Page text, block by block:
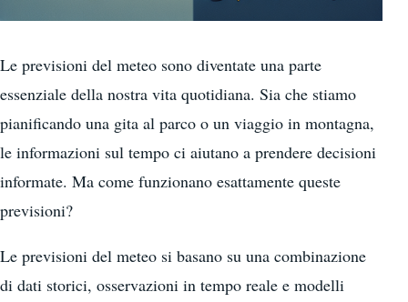
Le previsioni del meteo sono diventate una parte
essenziale della nostra vita quotidiana. Sia che stiamo
pianificando una gita al parco o un viaggio in montagna,
le informazioni sul tempo ci aiutano a prendere decisioni
informate. Ma come funzionano esattamente queste
previsioni?
Le previsioni del meteo si basano su una combinazione
di dati storici, osservazioni in tempo reale e modelli